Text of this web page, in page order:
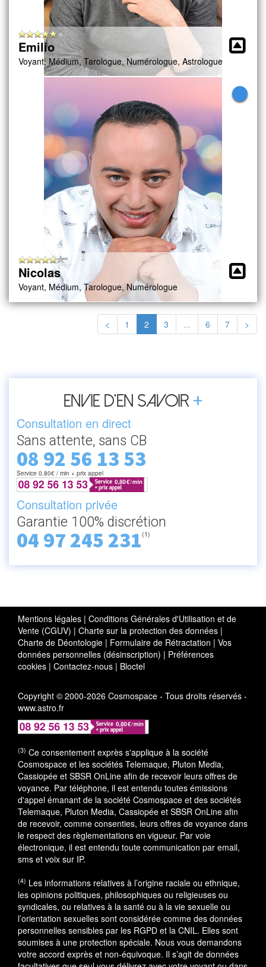
Emilio
Voyant, Médium, Tarologue, Numérologue, Astrologue
Nicolas
Voyant, Médium, Tarologue, Numérologue
< 1 2 3 ... 6 7 >
Envie d’en savoir +
Consultation en direct
Sans attente, sans CB
08 92 56 13 53
Service 0.80€ / min + prix appel
Consultation privée
Garantie 100% discrétion
04 97 245 231(1)
Mentions légales | Conditions Générales d'Utilisation et de
Vente (CGUV) | Charte sur la protection des données |
Charte de Déontologie | Formulaire de Rétractation | Vos
données personnelles (désinscription) | Préférences
cookies | Contactez-nous | Bloctel
Copyright © 2000-2026 Cosmospace - Tous droits réservés -
www.astro.fr
(3) Ce consentement exprès s'applique à la société
Cosmospace et les sociétés Telemaque, Pluton Media,
Cassiopée et SBSR OnLine afin de recevoir leurs offres de
voyance. Par téléphone, il est entendu toutes émissions
d'appel émanant de la société Cosmospace et des sociétés
Telemaque, Pluton Media, Cassiopée et SBSR OnLine afin
de recevoir, comme consenties, leurs offres de voyance dans
le respect des règlementations en vigueur. Par voie
électronique, il est entendu toute communication par email,
sms et voix sur IP.
(4) Les informations relatives à l’origine raciale ou ethnique,
les opinions politiques, philosophiques ou religieuses ou
syndicales, ou relatives à la santé ou à la vie sexuelle ou
l’orientation sexuelles sont considérée comme des données
personnelles sensibles par les RGPD et la CNIL. Elles sont
soumises à une protection spéciale. Nous vous demandons
votre accord exprès et non-équivoque. Il s’agit de données